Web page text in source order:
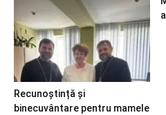
Recunoștință și
binecuvântare pentru mamele